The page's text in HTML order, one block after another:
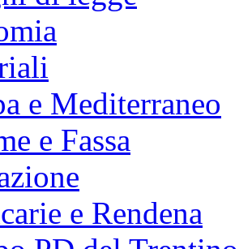
e Mediterraneo
e Fassa
e Rendena